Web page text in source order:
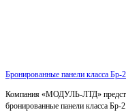
Бронированные панели класса Бр-2
Компания «МОДУЛЬ-ЛТД»
бронированные панели класса